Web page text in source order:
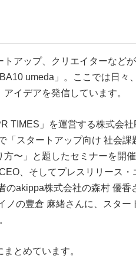
アップ、クリエイターなど
umeda」。ここでは日々
イデアを発信しています。
TIMES」を運営する株式会
「スタートアップ向け 社会課
〜」と題したセミナーを開
、そしてプレスリリース
のakippa株式会社の森村 優香
ノの豊倉 麻緒さんに、スター
とめています。